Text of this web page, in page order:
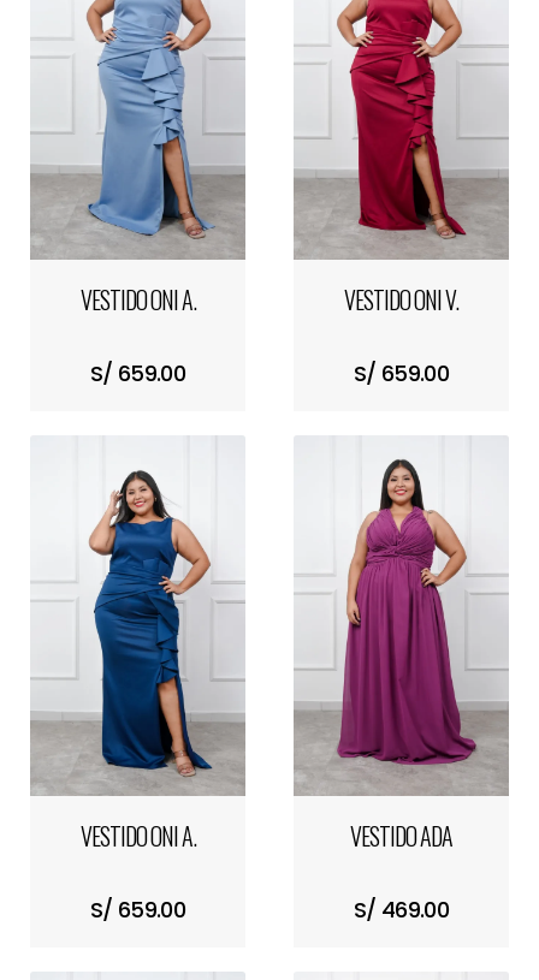
VESTIDO ONI A.
S/ 659.00
VESTIDO ONI V.
S/ 659.00
VESTIDO ONI A.
S/ 659.00
VESTIDO ADA
S/ 469.00